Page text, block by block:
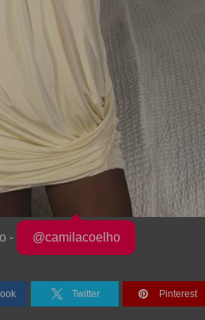
- @camilacoelho
Twitter Pinterest